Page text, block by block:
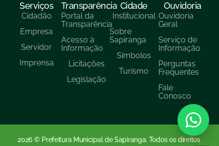
Serviços
Cidadão
Empresa
Servidor
Imprensa
Transparência
Portal da
Transparência
Acesso à
Informação
Licitações
Legislação
Cidade
Institucional
Sobre
Sapiranga
Símbolos
Turísmo
Ouvidoria
Ouvidoria
Geral
Serviço de
Informação
Perguntas
Frequentes
Fale
Conosco
2026 © Prefeitura Municipal de Sapiranga. Todos os direitos